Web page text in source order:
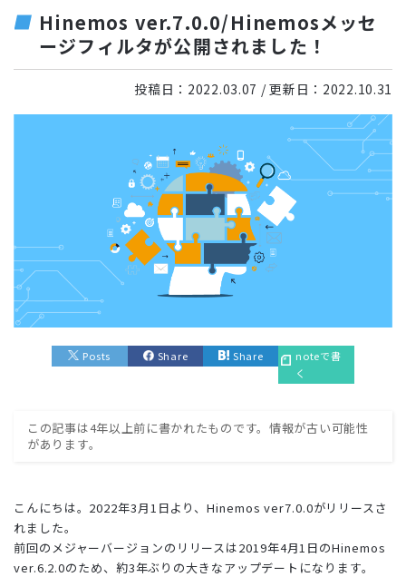
Hinemos ver.7.0.0/Hinemosメッセ
ージフィルタが公開されました！
投稿日： 2022.03.07 / 更新日： 2022.10.31
Posts Share Share
noteで書
く
この記事は4年以上前に書かれたものです。情報が古い可能性
があります。
こんにちは。2022年3月1日より、Hinemos ver7.0.0がリリースさ
れました。
前回のメジャーバージョンのリリースは2019年4月1日のHinemos
ver.6.2.0のため、約3年ぶりの大きなアップデートになります。